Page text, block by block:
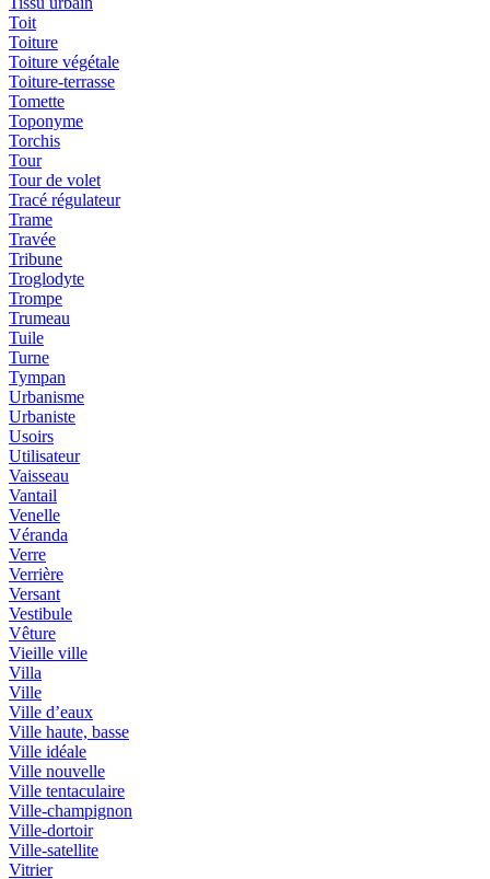
Toit
Toiture
Toiture végétale
Toiture-terrasse
Tomette
Toponyme
Torchis
Tour
Tour de volet
Tracé régulateur
Trame
Travée
Tribune
Troglodyte
Trompe
Trumeau
Tuile
Turne
Tympan
Urbanisme
Urbaniste
Usoirs
Utilisateur
Vaisseau
Vantail
Venelle
Véranda
Verre
Verrière
Versant
Vestibule
Vêture
Vieille ville
Villa
Ville
Ville d’eaux
Ville haute, basse
Ville idéale
Ville nouvelle
Ville tentaculaire
Ville-champignon
Ville-dortoir
Ville-satellite
Vitrier